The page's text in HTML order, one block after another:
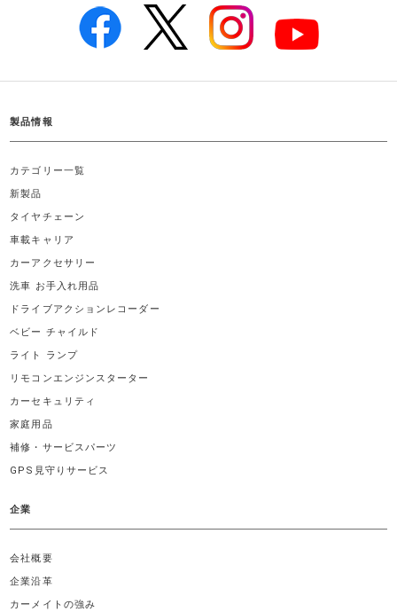
製品情報
カテゴリー一覧
新製品
タイヤチェーン
車載キャリア
カーアクセサリー
洗車 お手入れ用品
ドライブアクションレコーダー
ベビー チャイルド
ライト ランプ
リモコンエンジンスターター
カーセキュリティ
家庭用品
補修・サービスパーツ
GPS見守りサービス
企業
会社概要
企業沿革
カーメイトの強み